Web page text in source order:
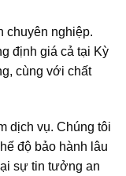
chuyên nghiệp.
định giá cả tại Kỳ
cùng với chất
dịch vụ. Chúng tôi
độ bảo hành lâu
sự tin tưởng an